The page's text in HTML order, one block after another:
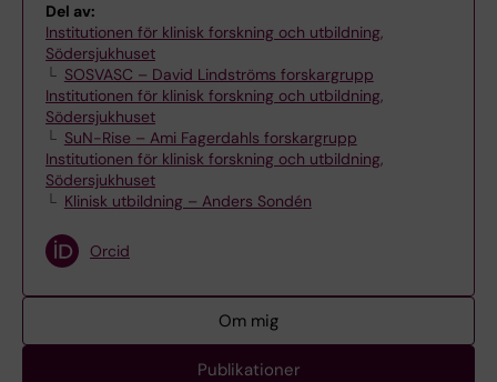
Del av:
Institutionen för klinisk forskning och utbildning,
Södersjukhuset
SOSVASC – David Lindströms forskargrupp
Institutionen för klinisk forskning och utbildning,
Södersjukhuset
SuN-Rise – Ami Fagerdahls forskargrupp
Institutionen för klinisk forskning och utbildning,
Södersjukhuset
Klinisk utbildning – Anders Sondén
Orcid
Om mig
Publikationer